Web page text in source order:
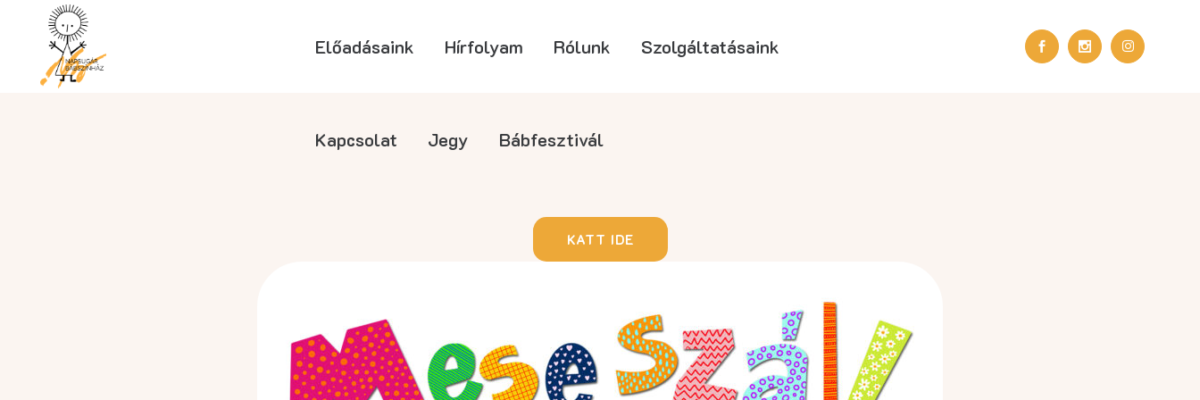
Előadásaink Hírfolyam Rólunk Szolgáltatásaink
Kapcsolat Jegy Bábfesztivál
KATT IDE